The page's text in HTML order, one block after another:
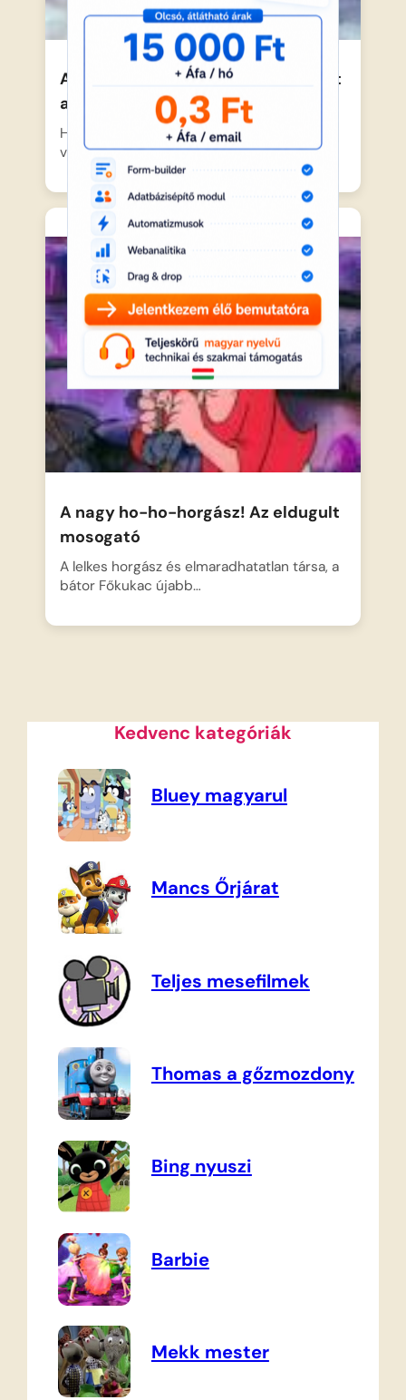
A nagy ho-ho-horgász – Mit hozott
a Mikulás
Hull a pelyhes fehér hó, a vízpartot pedig
vastag jégpáncél…
A nagy ho-ho-horgász! Az eldugult
mosogató
A lelkes horgász és elmaradhatatlan társa, a
bátor Főkukac újabb…
Kedvenc kategóriák
Bluey magyarul
Mancs Őrjárat
Teljes mesefilmek
Thomas a gőzmozdony
Bing nyuszi
Barbie
Mekk mester